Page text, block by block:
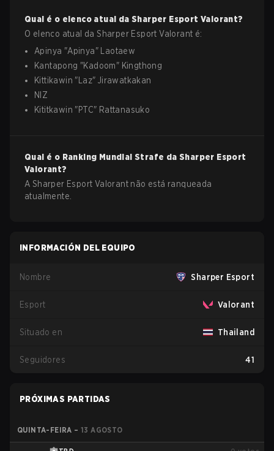
Qual é o elenco atual da Sharper Esport Valorant?
O elenco atual daSharper Esport Valorant é:
Apinya "Apinya"
Laotaew
Kantapong "Kadoom" Kingthong
Kittikawin " Laz" Jirawatkakan
NIZ
Kititkawin "PTC" Rattanasuko
Qual é o Ranking Mundial Strafe da Sharper Esport
Valorant?
A Sharper Esport Valorant não está ranqueada
atualmente.
INFORMACIÓN DEL EQUIPO
Nombre Sharper Esport
Esport Valorant
Situado en Thailand
Seguidores 41
PRÓXIMAS PARTIDAS
QUINTA-FEIRA – 13 AGOSTO